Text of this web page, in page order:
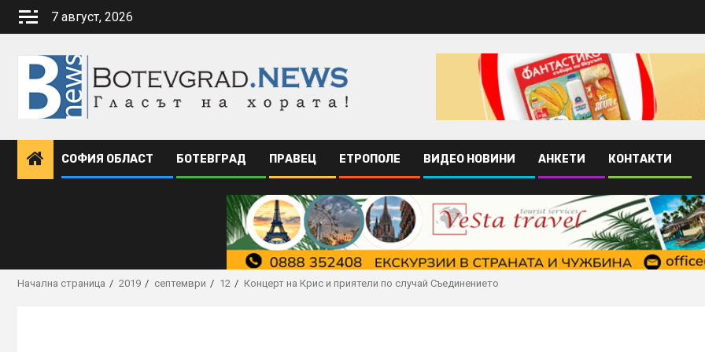
Skip
7 август, 2026
СОФИЯ ОБЛАСТ БОТЕВГРАД ПРАВЕЦ ЕТРОПОЛЕ ВИДЕО НОВИНИ АНКЕТИ КОНТАКТИ
Начална страница 2019 септември 12 Концерт на Крис и приятели по случай Съединението